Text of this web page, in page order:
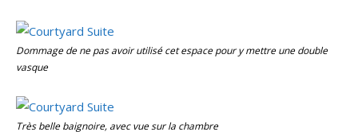
Dommage de ne pas avoir utilisé cet espace pour y mettre une double
vasque
Très belle baignoire, avec vue sur la chambre